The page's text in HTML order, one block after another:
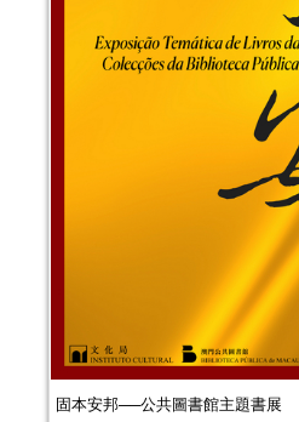
固本安邦──公共圖書館主題書展